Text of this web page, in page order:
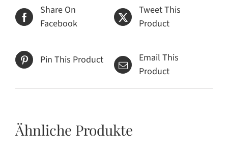
Share On
Facebook
Tweet This
Product
Pin This Product
Email This
Product
Ähnliche Produkte